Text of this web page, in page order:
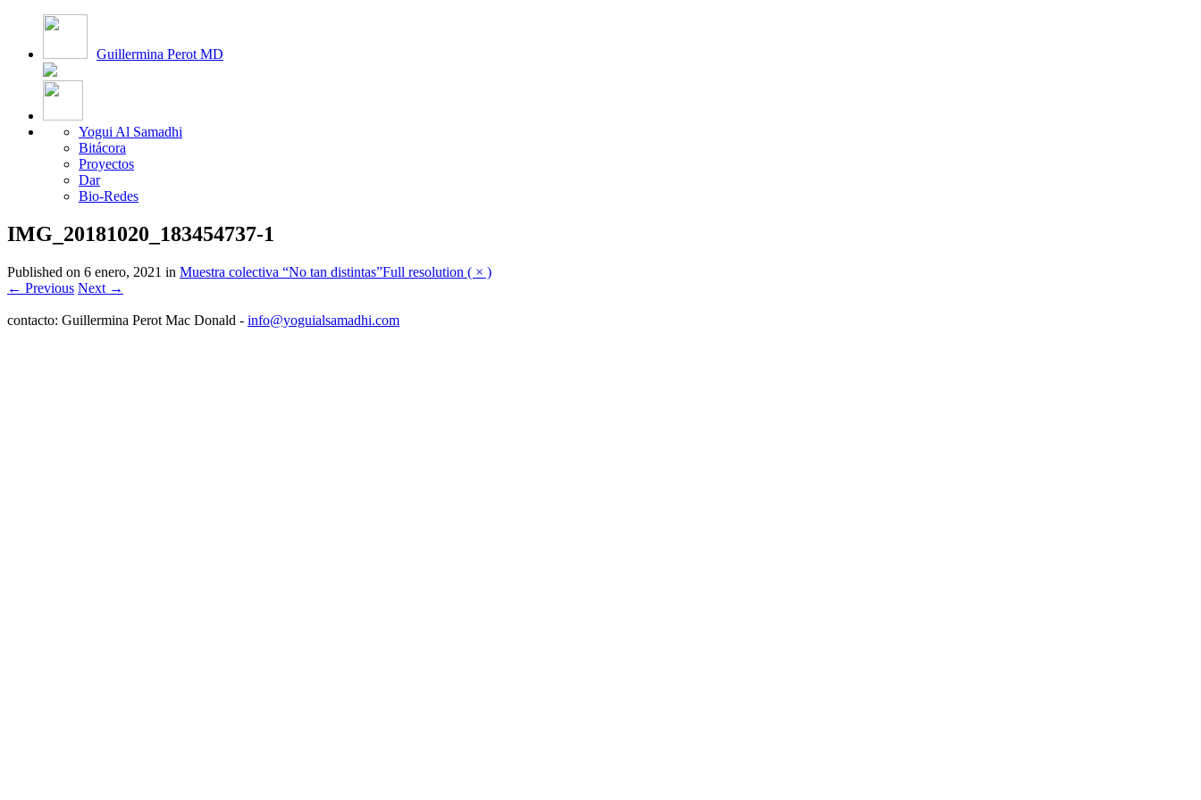
Guillermina Perot MD
Yogui Al Samadhi
Bitácora
Proyectos
Dar
Bio-Redes
IMG_20181020_183454737-1
Published on 6 enero, 2021 in Muestra colectiva “No tan distintas”Full resolution ( × )
← Previous Next →
contacto: Guillermina Perot Mac Donald - info@yoguialsamadhi.com